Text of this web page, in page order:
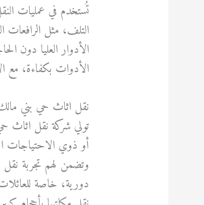
تُستخدم في عمليات
التلف، مثل الرافعات
الأدوار العليا دون
الأدوات بكفاءة، مع
نقل اثاث حي بني
تولي شركة نقل اثاث
أو ذوي
وتضمن لهم تجربة
دورية، خاصة